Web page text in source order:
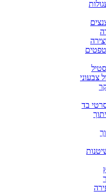
צבעוני
בד